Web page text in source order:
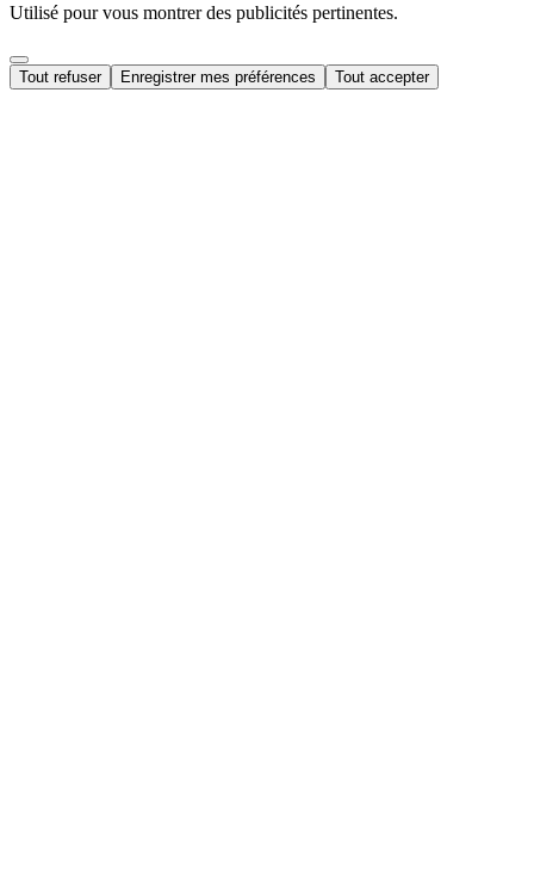
Utilisé pour vous montrer des publicités pertinentes.
Tout refuser Enregistrer mes préférences Tout accepter